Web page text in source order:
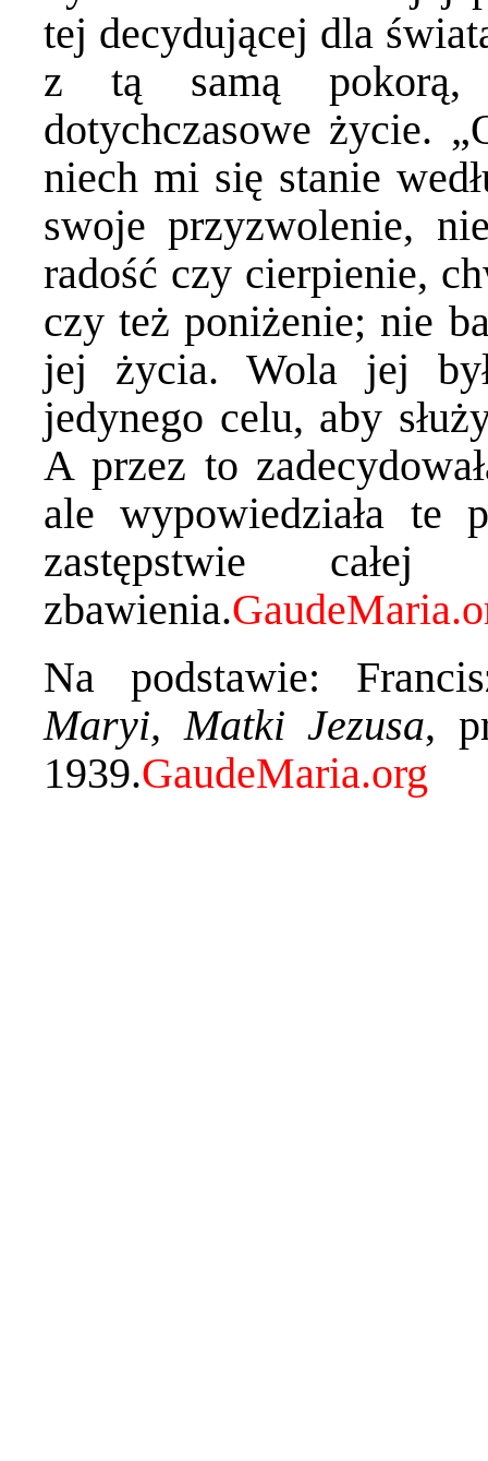
tej decydującej dla
z tą samą pokorą,
dotychczasowe życie.
niech mi się stanie
swoje przyzwolenie,
radość czy cierpienie,
czy też poniżenie; nie
jej życia. Wola jej
jedynego celu, aby
A przez to
ale wypowiedziała te
zastępstwie
zbawienia.
Na podstawie:
Maryi, Matki Jezusa,
1939.